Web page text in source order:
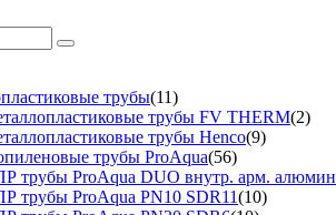
трубы(11)
трубы FV THERM(2)
трубы Henco(9)
трубы ProAqua(56)
трубы ProAqua DUO внутр. арм.
трубы ProAqua PN10 SDR11(10)